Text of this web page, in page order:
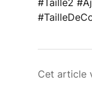
#Taille2
Cet article